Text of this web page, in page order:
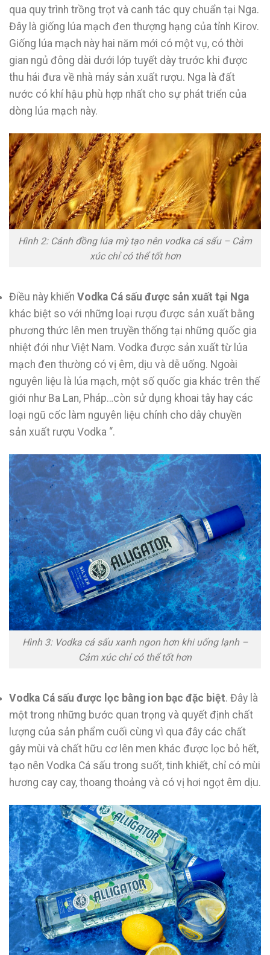
qua quy trình trồng trọt và canh tác quy chuẩn tại Nga.
Đây là giống lúa mạch đen thượng hạng của tỉnh Kirov.
Giống lúa mạch này hai năm mới có một vụ, có thời
gian ngủ đông dài dưới lớp tuyết dày trước khi được
thu hái đưa về nhà máy sản xuất rượu. Nga là đất
nước có khí hậu phù hợp nhất cho sự phát triển của
dòng lúa mạch này.
Hình 2: Cánh đồng lúa mỳ tạo nên vodka cá sấu – Cảm
xúc chỉ có thể tốt hơn
Điều này khiến Vodka Cá sấu được sản xuất tại Nga
khác biệt so với những loại rượu được sản xuất bằng
phương thức lên men truyền thống tại những quốc gia
nhiệt đới như Việt Nam. Vodka được sản xuất từ lúa
mạch đen thường có vị êm, dịu và dễ uống. Ngoài
nguyên liệu là lúa mạch, một số quốc gia khác trên thế
giới như Ba Lan, Pháp…còn sử dụng khoai tây hay các
loại ngũ cốc làm nguyên liệu chính cho dây chuyền
sản xuất rượu Vodka “.
Hình 3: Vodka cá sấu xanh ngon hơn khi uống lạnh –
Cảm xúc chỉ có thể tốt hơn
Vodka Cá sấu được lọc bằng ion bạc đặc biệt. Đây là
một trong những bước quan trọng và quyết định chất
lượng của sản phẩm cuối cùng vì qua đây các chất
gây mùi và chất hữu cơ lên men khác được lọc bỏ hết,
tạo nên Vodka Cá sấu trong suốt, tinh khiết, chỉ có mùi
hương cay cay, thoang thoảng và có vị hơi ngọt êm dịu.